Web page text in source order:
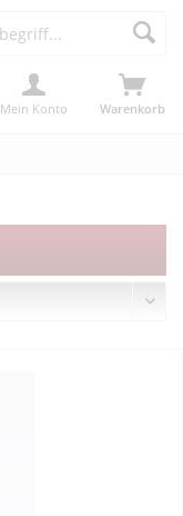
Warenkorb
Mein Konto